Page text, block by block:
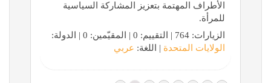
الأطراف المهتمة بتعزيز المشاركة السياسية
للمرأة.
الزيارات: 764 | التقييم: 0 | المقيّمين: 0 | الدولة:
الولايات المتحدة | اللغة: عربي